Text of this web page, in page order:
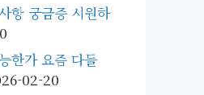
항 궁금증 시원하
한가 요즘 다들
02-20